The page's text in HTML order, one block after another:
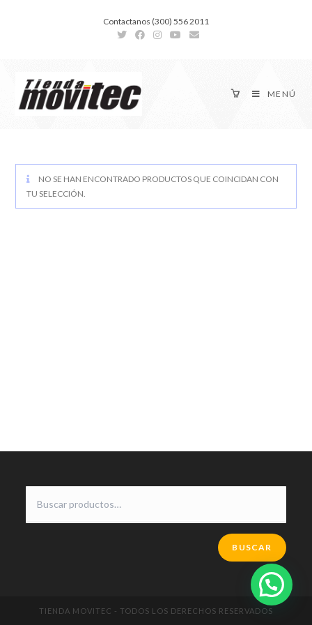
Contactanos (300) 556 2011
MENÚ
NO SE HAN ENCONTRADO PRODUCTOS QUE COINCIDAN CON
TU SELECCIÓN.
BUSCAR
TIENDA MOVITEC - TODOS LOS DERECHOS RESERVADOS